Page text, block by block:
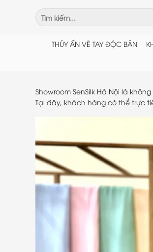
Tìm
kiếm:
THỦY ẤN VẼ TAY ĐỘC BẢN
Showroom SenSilk Hà Nội là
Tại đây, khách hàng có thể trực